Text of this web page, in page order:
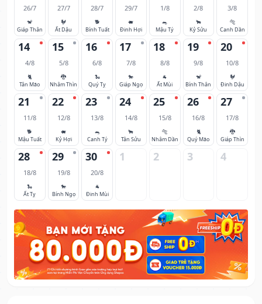
26/7
🐒
Giáp Thân
27/7
🐓
Ất Dậu
28/7
🐕
Bính Tuất
29/7
🐖
Đinh Hợi
1/8
🐀
Mậu Tý
2/8
🐂
Kỷ Sửu
3/8
🐅
Canh Dần
14
4/8
🐈
Tân Mão
15
5/8
🐉
Nhâm Thìn
16
6/8
🐍
Quý Tỵ
17
7/8
🐎
Giáp Ngọ
18
8/8
🐐
Ất Mùi
19
9/8
🐒
Bính Thân
20
10/8
🐓
Đinh Dậu
21
11/8
🐕
Mậu Tuất
22
12/8
🐖
Kỷ Hợi
23
13/8
🐀
Canh Tý
24
14/8
🐂
Tân Sửu
25
15/8
🐅
Nhâm Dần
26
16/8
🐈
Quý Mão
27
17/8
🐉
Giáp Thìn
28
18/8
🐍
Ất Tỵ
29
19/8
🐎
Bính Ngọ
30
20/8
🐐
Đinh Mùi
1 2 3 4